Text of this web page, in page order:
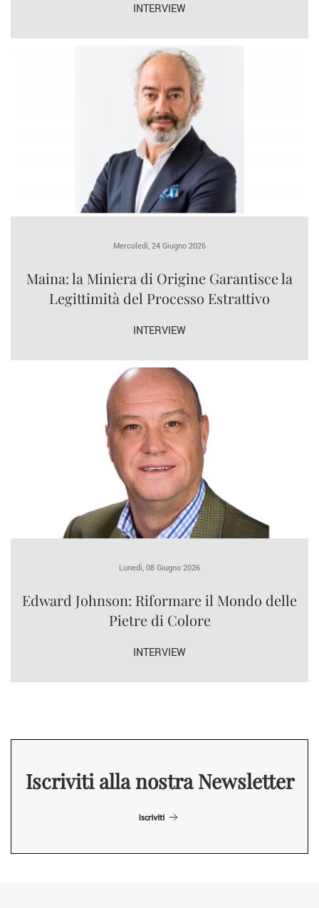
INTERVIEW
Mercoledì, 24 Giugno 2026
Maina: la Miniera di Origine Garantisce la
Legittimità del Processo Estrattivo
INTERVIEW
Lunedì, 08 Giugno 2026
Edward Johnson: Riformare il Mondo delle
Pietre di Colore
INTERVIEW
Iscriviti alla nostra Newsletter
Iscriviti